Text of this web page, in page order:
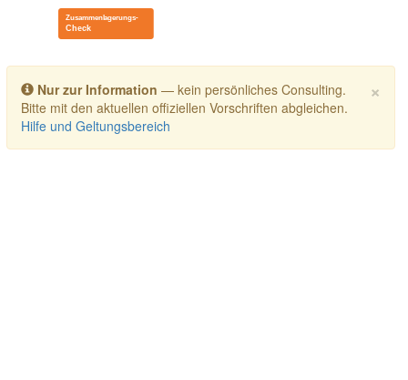
Toggle navigation
×
Nur zur Information — kein persönliches Consulting.
Bitte mit den aktuellen offiziellen Vorschriften abgleichen.
Hilfe und Geltungsbereich